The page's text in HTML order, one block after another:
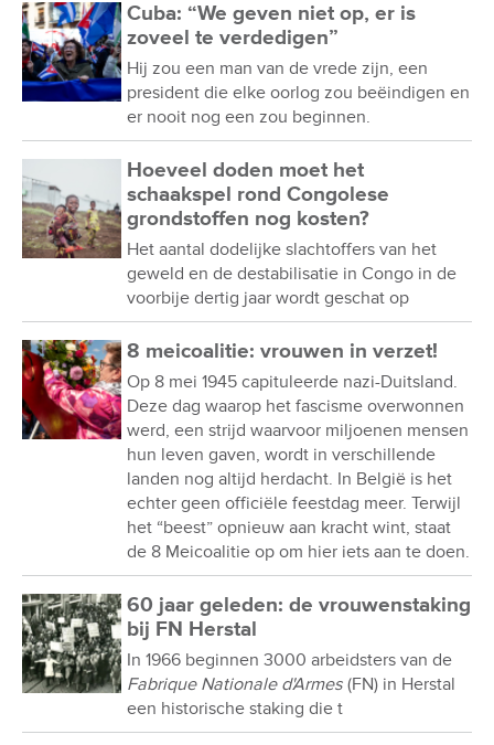
Cuba: “We geven niet op, er is
zoveel te verdedigen”
Hij zou een man van de vrede zijn, een
president die elke oorlog zou beëindigen en
er nooit nog een zou beginnen.
Hoeveel doden moet het
schaakspel rond Congolese
grondstoffen nog kosten?
Het aantal dodelijke slachtoffers van het
geweld en de destabilisatie in Congo in de
voorbije dertig jaar wordt geschat op
8 meicoalitie: vrouwen in verzet!
Op 8 mei 1945 capituleerde nazi-Duitsland.
Deze dag waarop het fascisme overwonnen
werd, een strijd waarvoor miljoenen mensen
hun leven gaven, wordt in verschillende
landen nog altijd herdacht. In België is het
echter geen officiële feestdag meer. Terwijl
het “beest” opnieuw aan kracht wint, staat
de 8 Meicoalitie op om hier iets aan te doen.
60 jaar geleden: de vrouwenstaking
bij FN Herstal
In 1966 beginnen 3000 arbeidsters van de
Fabrique Nationale d'Armes (FN) in Herstal
een historische staking die t